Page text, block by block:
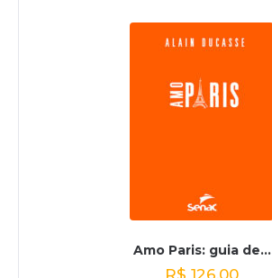
Amo Paris: guia de...
R$ 126,00